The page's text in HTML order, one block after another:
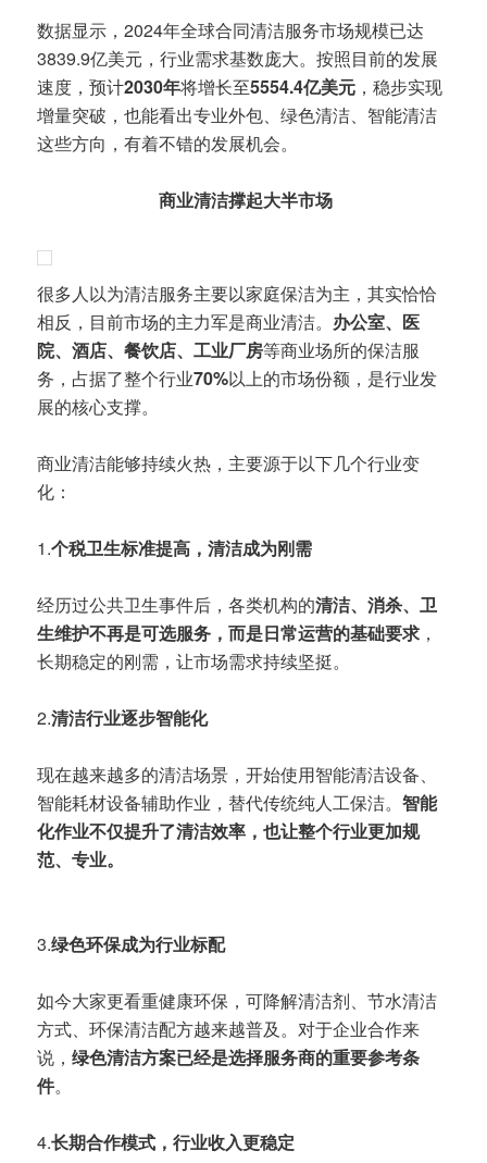
数据显示，2024年全球合同清洁服务市场规模已达
3839.9亿美元，行业需求基数庞大。按照目前的发展
速度，预计2030年将增长至5554.4亿美元 ，稳步实现
增量突破，也能看出专业外包、绿色清洁、智能清洁
这些方向，有着不错的发展机会。
商业清洁撑起大半市场
很多人以为清洁服务主要以家庭保洁为主，其实恰恰
相反，目前市场的主力军是商业清洁。 办公室、医
院、酒店、餐饮店、工业厂房等商业场所的保洁服
务，占据了整个行业70%以上的市场份额，是行业发
展的核心支撑。
商业清洁能够持续火热，主要源于以下几个行业变
化：
1.个税卫生标准提高，清洁成为刚需
经历过公共卫生事件后，各类机构的清洁、消杀、卫
生维护不再是可选服务，而是日常运营的基础要求 ，
长期稳定的刚需，让市场需求持续坚挺。
2.清洁行业逐步智能化
现在越来越多的清洁场景，开始使用智能清洁设备、
智能耗材设备辅助作业，替代传统纯人工保洁。智能
化作业不仅提升了清洁效率，也让整个行业更加规
范、专业。
3.绿色环保成为行业标配
如今大家更看重健康环保，可降解清洁剂、节水清洁
方式、环保清洁配方越来越普及。对于企业合作来
说，绿色清洁方案已经是选择服务商的重要参考条
件。
4.长期合作模式，行业收入更稳定